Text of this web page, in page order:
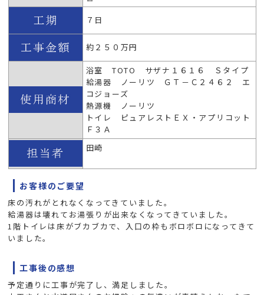
７日
約２５０万円
浴室 TOTO サザナ１６１６ Ｓタイプ
給湯器 ノーリツ ＧＴ－Ｃ２４６２ エ
コジョーズ
熱源機 ノーリツ
トイレ ピュアレストＥＸ・アプリコット
Ｆ３Ａ
田崎
お客様のご要望
床の汚れがとれなくなってきていました。
給湯器は壊れてお湯張りが出来なくなってきていました。
1階トイレは床がブカブカで、入口の枠もボロボロになってきて
いました。
工事後の感想
予定通りに工事が完了し、満足しました。